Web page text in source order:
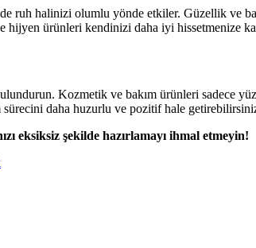
ruh halinizi olumlu yönde etkiler. Güzellik ve
hijyen ürünleri kendinizi daha iyi hissetmenize
Kozmetik ve bakım ürünleri
daha huzurlu ve pozitif hale
eksiksiz şekilde hazırlamayı ihmal etmeyin!